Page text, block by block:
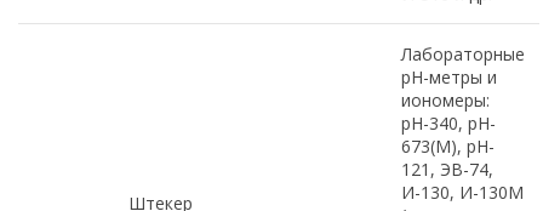
Штекер
Лабораторные
рН-метры и
иономеры:
pH-340, pH-
673(М), pH-
121, ЭВ-74,
И-130, И-130М